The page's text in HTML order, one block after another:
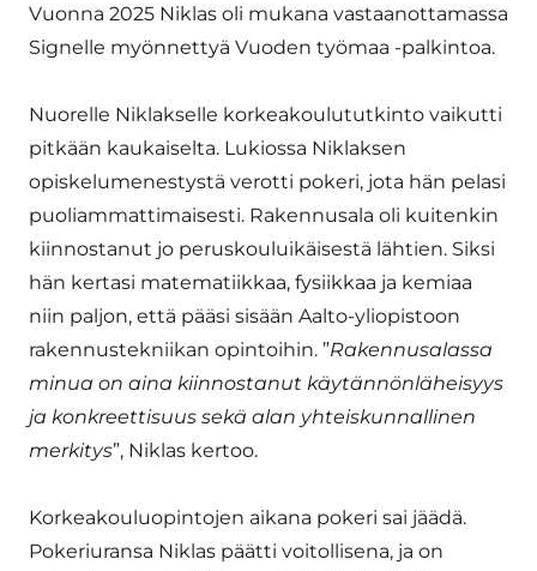
Vuonna 2025 Niklas oli mukana vastaanottamassa
Signelle myönnettyä Vuoden työmaa -palkintoa.
Nuorelle Niklakselle korkeakoulututkinto vaikutti
pitkään kaukaiselta. Lukiossa Niklaksen
opiskelumenestystä verotti pokeri, jota hän pelasi
puoliammattimaisesti. Rakennusala oli kuitenkin
kiinnostanut jo peruskouluikäisestä lähtien. Siksi
hän kertasi matematiikkaa, fysiikkaa ja kemiaa
niin paljon, että pääsi sisään Aalto-yliopistoon
rakennustekniikan opintoihin. ”Rakennusalassa
minua on aina kiinnostanut käytännönläheisyys
ja konkreettisuus sekä alan yhteiskunnallinen
merkitys”, Niklas kertoo.
Korkeakouluopintojen aikana pokeri sai jäädä.
Pokeriuransa Niklas päätti voitollisena, ja on